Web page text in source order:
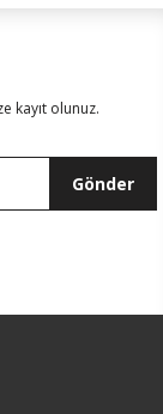
kayıt olunuz.
Gönder